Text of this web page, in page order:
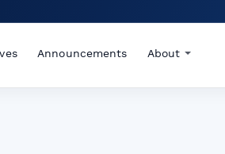
Announcements About